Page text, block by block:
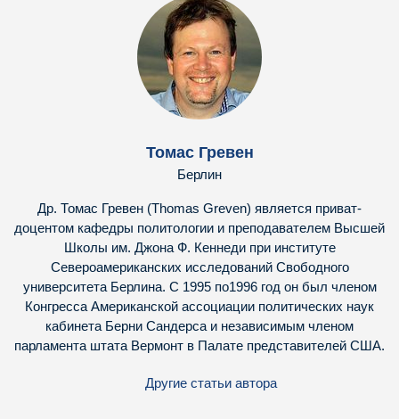
Томас Гревен
Берлин
Др. Томас Гревен (Thomas Greven) является приват-
доцентом кафедры политологии и преподавателем Высшей
Школы им. Джона Ф. Кеннеди при институте
Североамериканских исследований Свободного
университета Берлина. С 1995 по1996 год он был членом
Конгресса Американской ассоциации политических наук
кабинета Берни Сандерса и независимым членом
парламента штата Вермонт в Палате представителей США.
Другие статьи автора